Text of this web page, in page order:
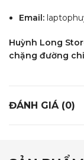
Email:
Huỳnh Long
chặng đường
ĐÁNH GIÁ (0)